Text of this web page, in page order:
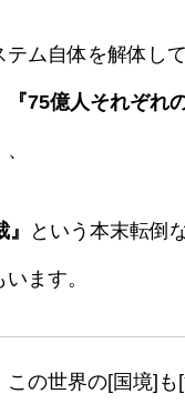
テム自体を解体し
『75億人それぞれ
という本末転倒
ます。
この世界の[国境]も